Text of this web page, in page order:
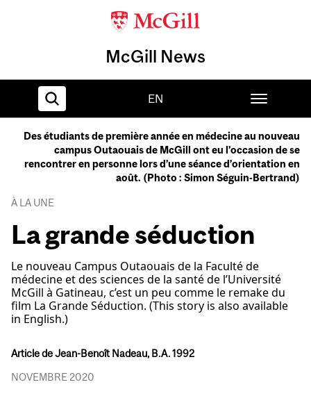
McGill News
EN
Home
Des étudiants de première année en médecine au nouveau
campus Outaouais de McGill ont eu l’occasion de se
rencontrer en personne lors d’une séance d’orientation en
août. (Photo : Simon Séguin-Bertrand)
À LA UNE
La grande séduction
Le nouveau Campus Outaouais de la Faculté de
médecine et des sciences de la santé de l’Université
McGill à Gatineau, c’est un peu comme le remake du
film La Grande Séduction. (This story is also available
in English.)
Article de Jean-Benoît Nadeau, B.A. 1992
NOVEMBRE 2020